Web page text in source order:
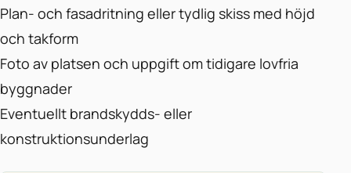
Plan- och fasadritning eller tydlig skiss med höjd
och takform
Foto av platsen och uppgift om tidigare lovfria
byggnader
Eventuellt brandskydds- eller
konstruktionsunderlag